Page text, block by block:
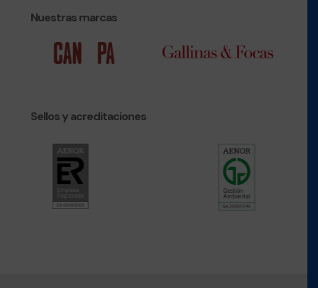
Nuestras marcas
Sellos y acreditaciones